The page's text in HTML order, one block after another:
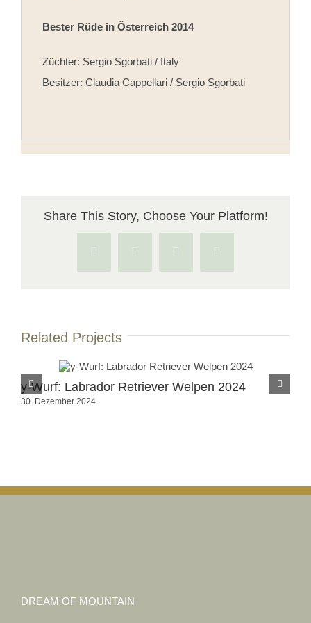
Bester Rüde in Österreich 2014
Züchter: Sergio Sgorbati / Italy
Besitzer: Claudia Cappellari / Sergio Sgorbati
Share This Story, Choose Your Platform!
Related Projects
y-Wurf: Labrador Retriever Welpen 2024
30. Dezember 2024
DREAM OF MOUNTAIN